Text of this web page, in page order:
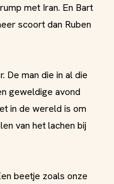
met Iran. En Bart
scoort dan Ruben
De man die in al die
geweldige avond
in de wereld is om
van het lachen bij
beetje zoals onze